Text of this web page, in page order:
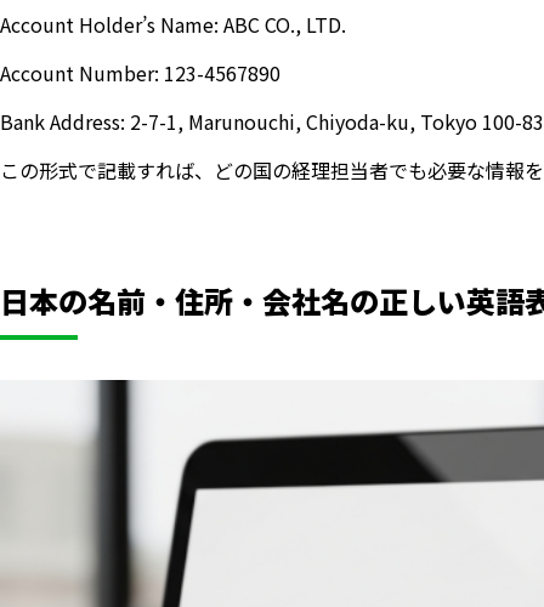
Account Holder’s Name: ABC CO., LTD.
Account Number: 123-4567890
Bank Address: 2-7-1, Marunouchi, Chiyoda-ku, Tokyo 100-
この形式で記載すれば、どの国の経理担当者でも必要な情報
日本の名前・住所・会社名の正しい英語